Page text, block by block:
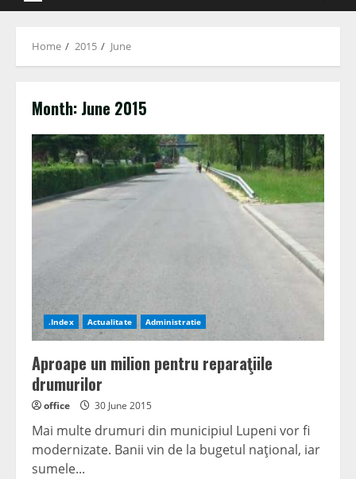
Home 2015 June
Month: June 2015
.Index Actualitate Administratie
Aproape un milion pentru reparaţiile
drumurilor
office 30 June 2015
Mai multe drumuri din municipiul Lupeni vor fi
modernizate. Banii vin de la bugetul naţional, iar
sumele...